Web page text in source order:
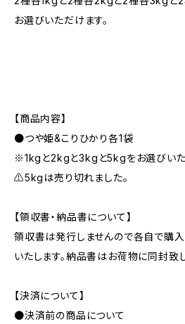
お選びいただけます。
【商品内容】
●つや姫&こりひかり各1袋
※1kgと2kgと3kgと5kgをお選びいた
⚠️5kgは売り切れました。
【領収書・納品書について】
領収書は発行しませんので各自で購
いたします。納品書はお荷物に同封致し
【決済について】
●決済前の商品について